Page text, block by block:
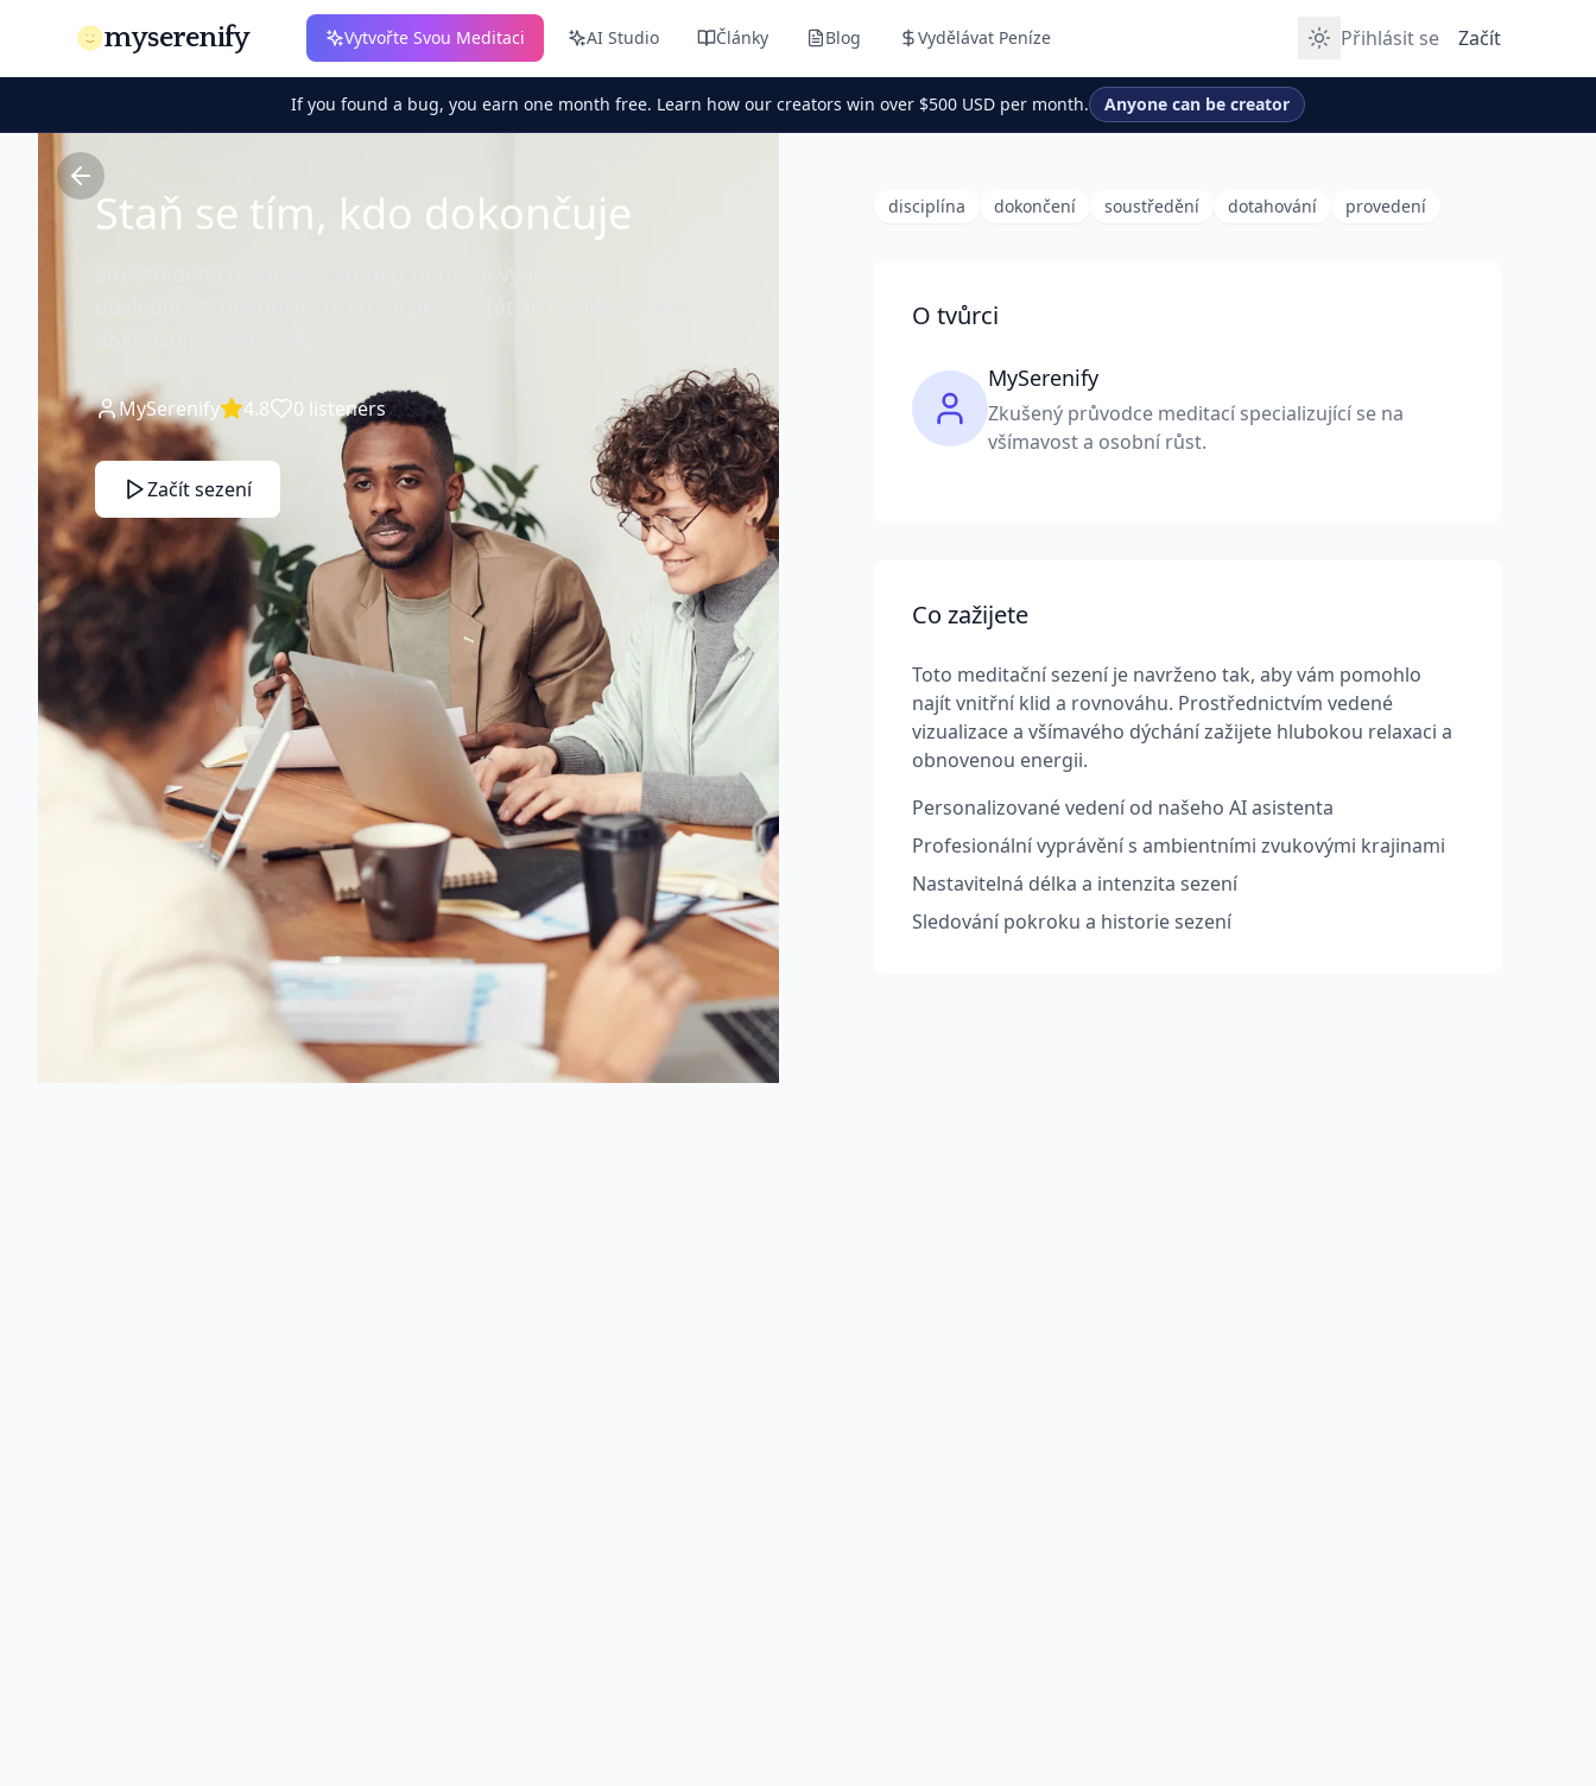
myserenify Vytvořte Svou Meditaci AI Studio Články Blog Vydělávat Peníze Přihlásit se Začít
If you found a bug, you earn one month free. Learn how our creators win over $500 USD per month. Anyone can be creator
Staň se tím, kdo dokončuje
MySerenify 4.8 0 listeners
Začít sezení
disciplína dokončení soustředění dotahování provedení
O tvůrci
MySerenify
Zkušený průvodce meditací specializující se na
všímavost a osobní růst.
Co zažijete
Toto meditační sezení je navrženo tak, aby vám pomohlo
najít vnitřní klid a rovnováhu. Prostřednictvím vedené
vizualizace a všímavého dýchání zažijete hlubokou relaxaci a
obnovenou energii.
Personalizované vedení od našeho AI asistenta
Profesionální vyprávění s ambientními zvukovými krajinami
Nastavitelná délka a intenzita sezení
Sledování pokroku a historie sezení